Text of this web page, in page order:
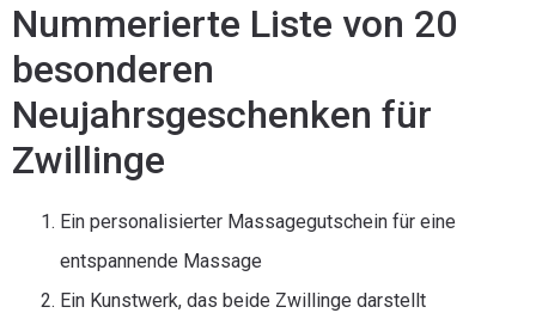
Nummerierte Liste von 20
besonderen
Neujahrsgeschenken für
Zwillinge
Ein personalisierter Massagegutschein für eine
entspannende Massage
Ein Kunstwerk, das beide Zwillinge darstellt